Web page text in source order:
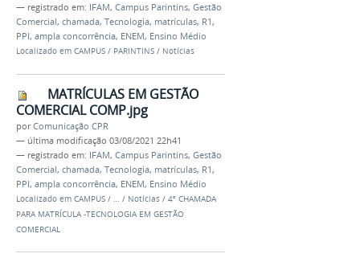
— registrado em: IFAM, Campus Parintins, Gestão
Comercial, chamada, Tecnologia, matrículas, R1,
PPI, ampla concorrência, ENEM, Ensino Médio
Localizado em CAMPUS / PARINTINS / Notícias
MATRÍCULAS EM GESTÃO
COMERCIAL COMP.jpg
porComunicação CPR
— última modificação 03/08/2021 22h41
— registrado em: IFAM, Campus Parintins, Gestão
Comercial, chamada, Tecnologia, matrículas, R1,
PPI, ampla concorrência, ENEM, Ensino Médio
Localizado em CAMPUS / / Notícias / 4ª CHAMADA
PARA MATRÍCULA -TECNOLOGIA EM GESTÃO
COMERCIAL